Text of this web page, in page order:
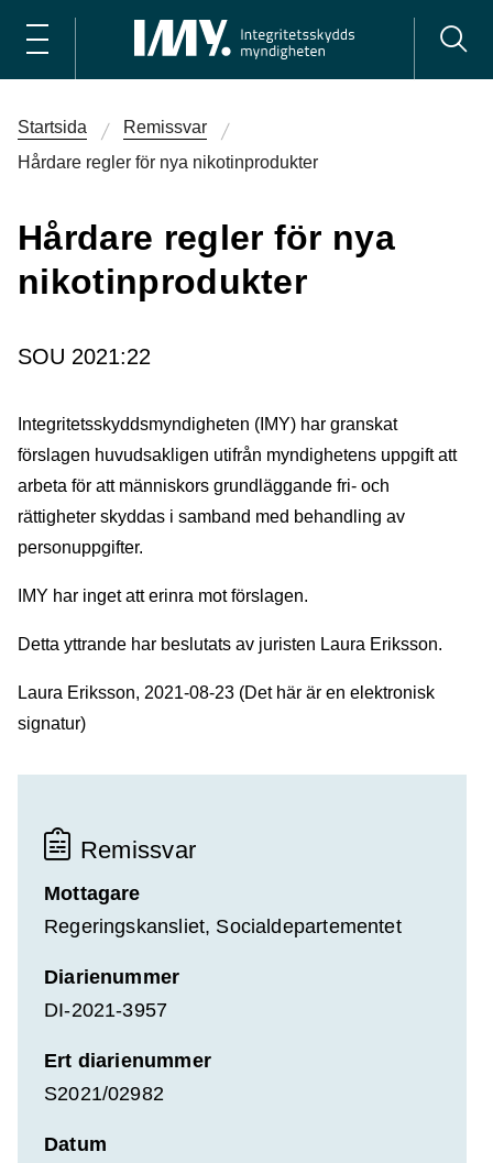
Startsida
Remissvar
Hårdare regler för nya nikotinprodukter
Hårdare regler för nya
nikotinprodukter
SOU 2021:22
Integritetsskyddsmyndigheten (IMY) har granskat
förslagen huvudsakligen utifrån myndighetens uppgift att
arbeta för att människors grundläggande fri- och
rättigheter skyddas i samband med behandling av
personuppgifter.
IMY har inget att erinra mot förslagen.
Detta yttrande har beslutats av juristen Laura Eriksson.
Laura Eriksson, 2021-08-23 (Det här är en elektronisk
signatur)
Remissvar
Mottagare
Regeringskansliet, Socialdepartementet
Diarienummer
DI-2021-3957
Ert diarienummer
S2021/02982
Datum